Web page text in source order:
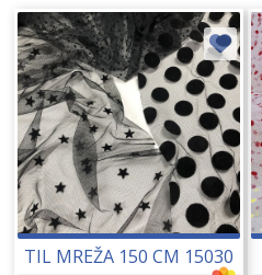
TIL MREŽA 150 CM 15030